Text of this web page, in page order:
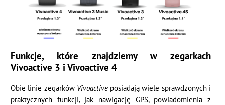
Funkcje, które znajdziemy w zegarkach
Vivoactive 3 i Vivoactive 4
Obie linie zegarków Vivoactiveposiadają wiele sprawdzonych i
praktycznych funkcji, jak nawigację GPS, powiadomienia z